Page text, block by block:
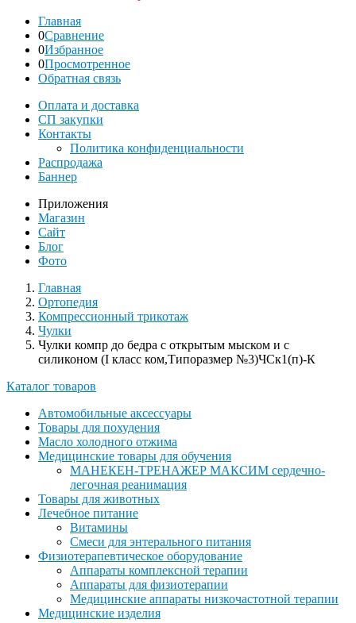
Главная
0Сравнение
0Избранное
0Просмотренное
Обратная связь
Оплата и доставка
СП закупки
Контакты
Политика конфиденциальности
Распродажа
Баннер
Приложения
Магазин
Сайт
Блог
Фото
Главная
Ортопедия
Компрессионный трикотаж
Чулки
Чулки компр до бедра с открытым мыском и с
силиконом (I класс ком,Типоразмер №3)ЧСк1(п)-К
Каталог товаров
Автомобильные аксессуары
Товары для похудения
Масло холодного отжима
Медицинские товары для обучения
МАНЕКЕН-ТРЕНАЖЕР МАКСИМ сердечно-
легочная реанимация
Товары для животных
Лечебное питание
Витамины
Смеси для энтерального питания
Физиотерапевтическое оборудование
Аппараты комплексной терапии
Аппараты для физиотерапии
Медицинские аппараты низкочастотной терапии
Медицинские изделия